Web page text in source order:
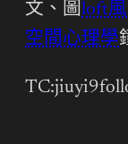
文、圖loft
空間心理學